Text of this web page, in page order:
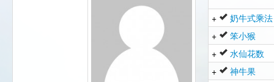
+
奶牛式乘法
+
笨小猴
+
水仙花数
+
神牛果